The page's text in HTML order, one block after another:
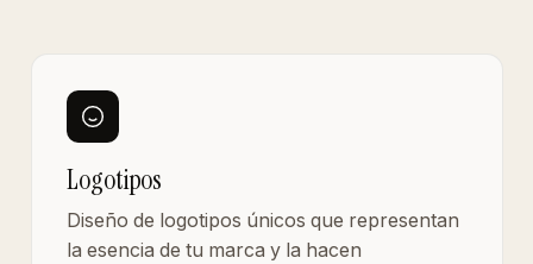
Logotipos
Diseño de logotipos únicos que representan
la esencia de tu marca y la hacen